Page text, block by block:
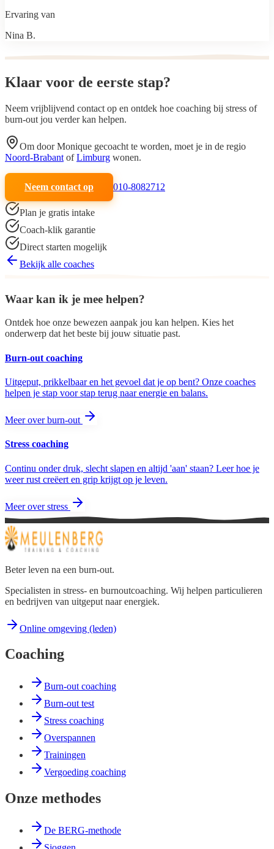
Ervaring van
Nina B.
Klaar voor de eerste stap?
Neem vrijblijvend contact op en ontdek hoe coaching bij stress of
burn-out jou verder kan helpen.
Om doorMonique gecoacht te worden, moet je in de regio
Noord-Brabant ofLimburg wonen.
Neem contact op 010-8082712
Plan je gratis intake
Coach-klik garantie
Direct starten mogelijk
Bekijk alle coaches
Waar kan ik je mee helpen?
Ontdek hoe onze bewezen aanpak jou kan helpen. Kies het
onderwerp dat het beste bij jouw situatie past.
Burn-out coaching
Uitgeput, prikkelbaar en het gevoel dat je op bent? Onze coaches
helpen je stap voor stap terug naar energie en balans.
Meer over burn-out
Stress coaching
Continu onder druk, slecht slapen en altijd 'aan' staan? Leer hoe je
weer rust creëert en grip krijgt op je leven.
Meer over stress
Beter leven na een burn-out.
Specialisten in stress- en burnoutcoaching. Wij helpen particulieren
en bedrijven van uitgeput naar energiek.
Online omgeving (leden)
Coaching
Burn-out coaching
Burn-out test
Stress coaching
Overspannen
Trainingen
Vergoeding coaching
Onze methodes
De BERG-methode